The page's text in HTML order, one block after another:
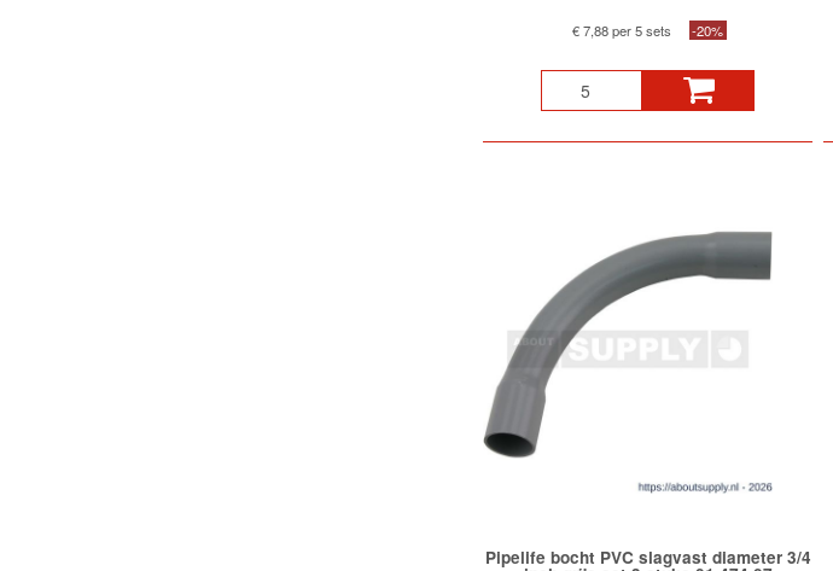
€ 7,88 per 5 sets -20%
Pipelife bocht PVC slagvast diameter 3/4